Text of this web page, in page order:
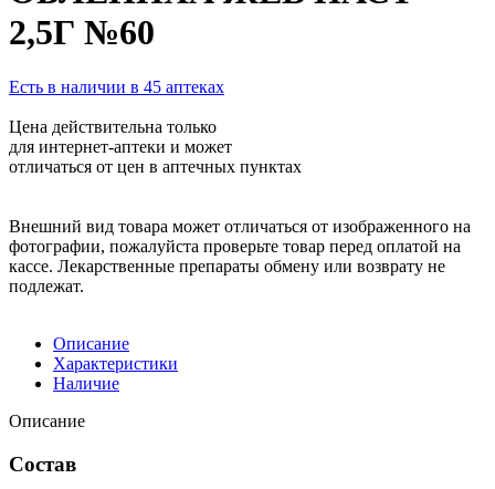
2,5Г №60
Есть в наличии в 45 аптеках
Цена действительна только
для интернет-аптеки и может
отличаться от цен в аптечных пунктах
Внешний вид товара может отличаться от изображенного на
фотографии, пожалуйста проверьте товар перед оплатой на
кассе. Лекарственные препараты обмену или возврату не
подлежат.
Описание
Характеристики
Наличие
Описание
Состав